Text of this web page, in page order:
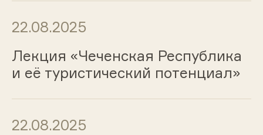
22.08.2025
Лекция «Чеченская Республика
и её туристический потенциал»
22.08.2025